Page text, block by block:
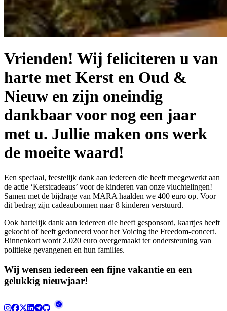
Vrienden! Wij feliciteren u van
harte met Kerst en Oud &
Nieuw en zijn oneindig
dankbaar voor nog een jaar
met u. Jullie maken ons werk
de moeite waard!
Een speciaal, feestelijk dank aan iedereen die heeft meegewerkt aan
de actie ‘Kerstcadeaus’ voor de kinderen van onze vluchtelingen!
Samen met de bijdrage van MARA haalden we 400 euro op. Voor
dit bedrag zijn cadeaubonnen naar 8 kinderen verstuurd.
Ook hartelijk dank aan iedereen die heeft gesponsord, kaartjes heeft
gekocht of heeft gedoneerd voor het Voicing the Freedom-concert.
Binnenkort wordt 2.020 euro overgemaakt ter ondersteuning van
politieke gevangenen en hun families.
Wij wensen iedereen een fijne vakantie en een
gelukkig nieuwjaar!